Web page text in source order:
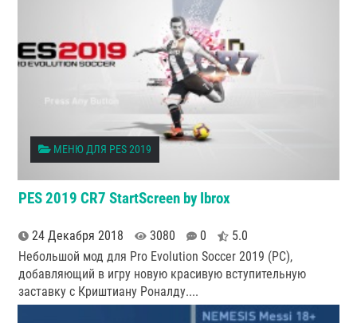
МЕНЮ ДЛЯ PES 2019
PES 2019 CR7 StartScreen by Ibrox
24 Декабря 2018 3080 0
5.0
Небольшой мод для Pro Evolution Soccer 2019 (PC),
добавляющий в игру новую красивую вступительную
заставку с Криштиану Роналду....